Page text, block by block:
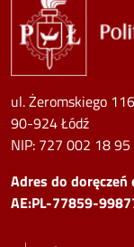
ul. Żeromskiego 116
90-924 Łódź
NIP: 727 002 18 95
Adres do doręczeń
AE:PL-77859-